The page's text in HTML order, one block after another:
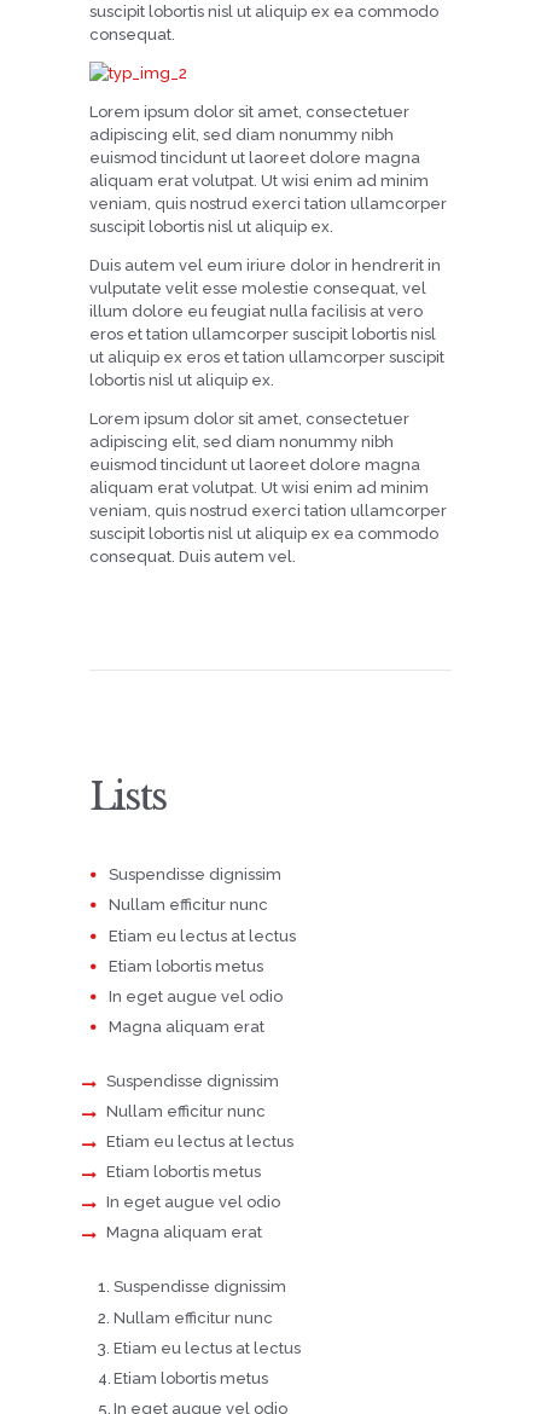
suscipit lobortis nisl ut aliquip ex ea commodo
consequat.
Lorem ipsum dolor sit amet, consectetuer
adipiscing elit, sed diam nonummy nibh
euismod tincidunt ut laoreet dolore magna
aliquam erat volutpat. Ut wisi enim ad minim
veniam, quis nostrud exerci tation ullamcorper
suscipit lobortis nisl ut aliquip ex.
Duis autem vel eum iriure dolor in hendrerit in
vulputate velit esse molestie consequat, vel
illum dolore eu feugiat nulla facilisis at vero
eros et tation ullamcorper suscipit lobortis nisl
ut aliquip ex eros et tation ullamcorper suscipit
lobortis nisl ut aliquip ex.
Lorem ipsum dolor sit amet, consectetuer
adipiscing elit, sed diam nonummy nibh
euismod tincidunt ut laoreet dolore magna
aliquam erat volutpat. Ut wisi enim ad minim
veniam, quis nostrud exerci tation ullamcorper
suscipit lobortis nisl ut aliquip ex ea commodo
consequat. Duis autem vel.
Lists
Suspendisse dignissim
Nullam efficitur nunc
Etiam eu lectus at lectus
Etiam lobortis metus
In eget augue vel odio
Magna aliquam erat
Suspendisse dignissim
Nullam efficitur nunc
Etiam eu lectus at lectus
Etiam lobortis metus
In eget augue vel odio
Magna aliquam erat
Suspendisse dignissim
Nullam efficitur nunc
Etiam eu lectus at lectus
Etiam lobortis metus
In eget augue vel odio